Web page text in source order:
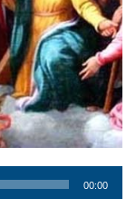
00:00